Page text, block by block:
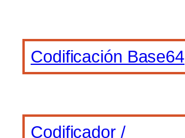
Codificación Base64
Codificador /